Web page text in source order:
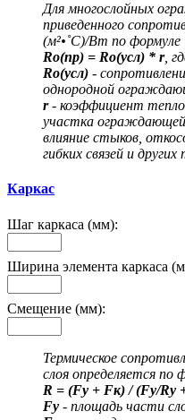
Для многослойных
приведенного
(м²•˚С)/Вт по формуле
Ro(пр) = Ro(усл) * r,
Ro(усл) -
однородной
r- коэффициент
участка
влияние стыков,
гибких связей и
Каркас
Шаг каркаса (мм):
Ширина элемента каркаса
Смещение (мм):
Термическое
слоя определяется по
R = (Fу + Fк) / (Fу/Rу
Fу - площадь части